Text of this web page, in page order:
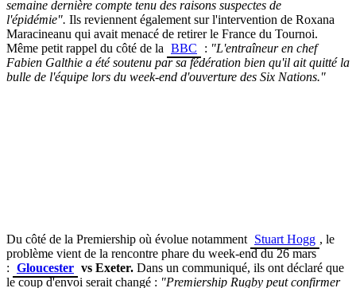
semaine dernière compte tenu des raisons suspectes de
l'épidémie". Ils reviennent également sur l'intervention de Roxana
Maracineanu qui avait menacé de retirer le France du Tournoi.
Même petit rappel du côté de la BBC : "L'entraîneur en chef
Fabien Galthie a été soutenu par sa fédération bien qu'il ait quitté la
bulle de l'équipe lors du week-end d'ouverture des Six Nations."
Du côté de la Premiership où évolue notamment Stuart Hogg , le
problème vient de la rencontre phare du week-end du 26 mars
: Gloucester vs Exeter. Dans un communiqué, ils ont déclaré que
le coup d'envoi serait changé : "Premiership Rugby peut confirmer